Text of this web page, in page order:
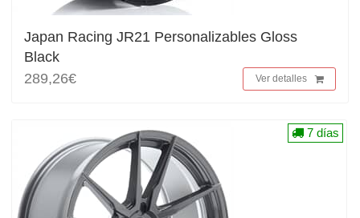
Japan Racing JR21 Personalizables Gloss
Black
289,26€
Ver detalles
7 días